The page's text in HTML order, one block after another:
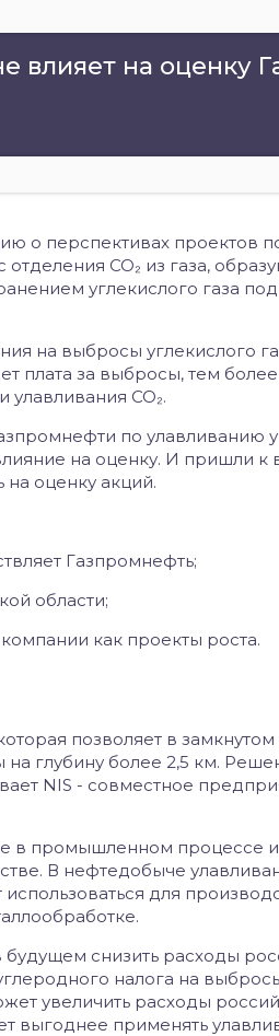
влияет на оценку
о перспективах проектов
отделения CO₂ из газа,
углекислого газа
на выбросы углекислого
плата за выбросы, тем
CO₂.
по улавливанию
на оценку. И пришли к
на оценку акций.
Газпромнефть;
области;
как проекты роста.
позволяет в замкнутом
на глубину более 2,5 км.
NIS - совместное
в промышленном процессе
В нефтедобыче
для
снизить расходы
налога на
увеличить расходы
применять